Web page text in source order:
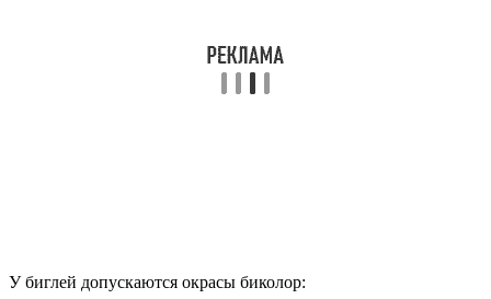
У биглей допускаются окрасы биколор: